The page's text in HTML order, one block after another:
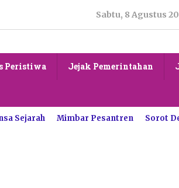
Sabtu, 8 Agustus
Peristiwa Jejak Pemerintahan
Sejarah Mimbar Pesantren Sorot